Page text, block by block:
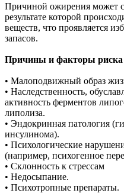
Причиной ожирения может
результате которой
веществ, что проявляется
запасов.
Причины и факторы
• Малоподвижный образ
• Наследственность,
активность ферментов
липолиза.
• Эндокринная патология
инсулинома).
• Психологические
(например, психогенное
• Склонность к стрессам
• Недосыпание.
• Психотропные препараты.